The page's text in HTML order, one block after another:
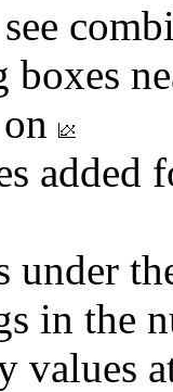
boxes
added
under
in the
values